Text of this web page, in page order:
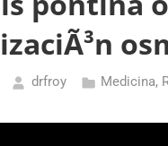
drfroy Medicina,